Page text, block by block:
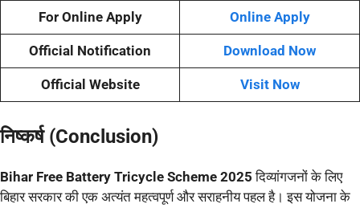
For Online Apply Online Apply
Official Notification Download Now
Official Website Visit Now
निष्कर्ष (Conclusion)
Bihar Free Battery Tricycle Scheme 2025 दिव्यांगजनों के लिए
बिहार सरकार की एक अत्यंत महत्वपूर्ण और सराहनीय पहल है। इस योजना के